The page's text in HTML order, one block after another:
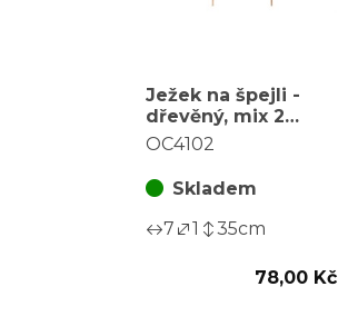
Ježek na špejli -
dřevěný, mix 2
barev, cena za
OC4102
Skladem
7
1 35cm
78,00 Kč